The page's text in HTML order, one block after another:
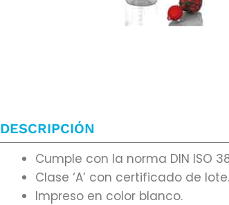
DESCRIPCIÓN
Cumple con la norma DIN ISO
Clase ‘A’ con certificado de lote.
Impreso en color blanco.